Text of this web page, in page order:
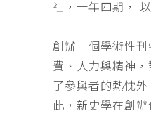
社，一年四期，
創辦一個學術性
費、人力與精神
了參與者的熱忱
此，新史學在創